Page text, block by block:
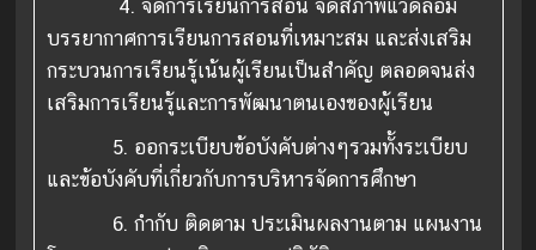
4. จัดการเรียนการสอน จัดสภาพแวดล้อม
บรรยากาศการเรียนการสอนที่เหมาะสม และส่งเสริม
กระบวนการเรียนรู้เน้นผู้เรียนเป็นสำคัญ ตลอดจนส่ง
เสริมการเรียนรู้และการพัฒนาตนเองของผู้เรียน
5. ออกระเบียบข้อบังคับต่างๆรวมทั้งระเบียบ
และข้อบังคับที่เกี่ยวกับการบริหารจัดการศึกษา
6. กำกับ ติดตาม ประเมินผลงานตาม แผนงาน